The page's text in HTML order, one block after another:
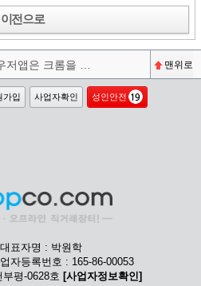
이전으로
맨위로
가입 사업자확인 성인안전
표자명 : 박원학
자등록번호 : 165-86-00053
평-0628호 [사업자정보확인]